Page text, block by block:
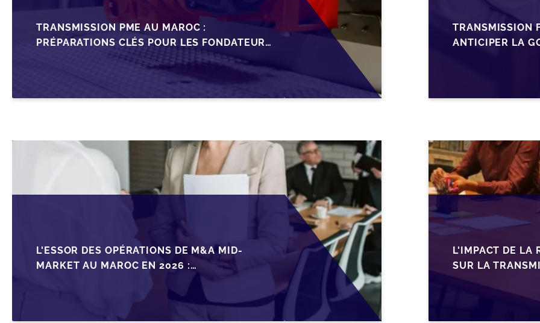
TRANSMISSION PME AU MAROC :
PRÉPARATIONS CLÉS POUR LES FONDATEURS
AVANT LA MISE SUR LE MARCHÉ
TRANSMISSION
ANTICIPER LA
SÉCURISER LA
L'ESSOR DES OPÉRATIONS DE M&A MID-
MARKET AU MAROC EN 2026 :
OPPORTUNITÉS ET DÉFIS POUR LES PME
L'IMPACT DE LA
SUR LA